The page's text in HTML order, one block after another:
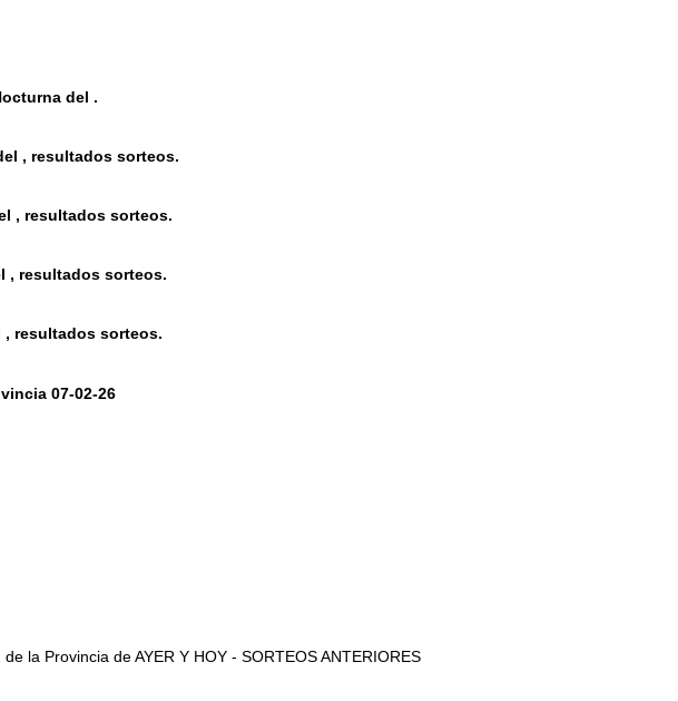
del .
, resultados sorteos.
, resultados sorteos.
, resultados sorteos.
, resultados sorteos.
07-02-26
la Provincia de AYER Y HOY - SORTEOS ANTERIORES